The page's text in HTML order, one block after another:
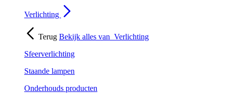
Verlichting
Terug Bekijk alles van Verlichting
Sfeerverlichting
Staande lampen
Onderhouds producten